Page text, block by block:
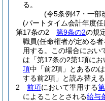
る。
(令5条例47・一部
(パートタイム会計年度
第17条の2
第9条の2の規
職員(任命権者が定める
用する。
この場合におい
は「第17条の2第1項にお
項中「前2項」とあるの
する前2項」と読み替える
2
前項において準用する
によることとされる給与